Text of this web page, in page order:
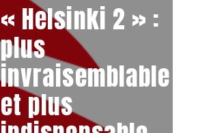
« Helsinki 2 » :
plus
invraisemblable
et plus